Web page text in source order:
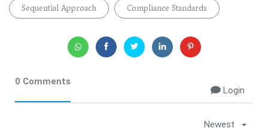
Sequential Approach
Compliance Standards
0 Comments
Login
Newest